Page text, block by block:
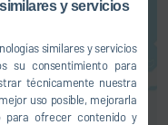
y servicios
similares y servicios
su consentimiento para
técnicamente nuestra
uso posible, mejorarla
para ofrecer contenido y
en
.